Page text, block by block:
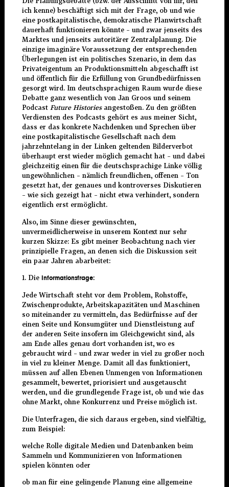
ich kenne) beschäftigt sich mit der Frage, ob und wie
eine postkapitalistische, demokratische Planwirtschaft
dauerhaft funktionieren könnte – und zwar jenseits des
Marktes und jenseits autoritärer Zentralplanung. Die
einzige imaginäre Voraussetzung der entsprechenden
Überlegungen ist ein politisches Szenario, in dem das
Privateigentum an Produktionsmitteln abgeschafft ist
und öffentlich für die Erfüllung von Grundbedürfnissen
gesorgt wird. Im deutschsprachigen Raum wurde diese
Debatte ganz wesentlich von Jan Groos und seinem
PodcastFuture Historiesangestoßen. Zu den größten
Verdiensten des Podcasts gehört es aus meiner Sicht,
dass er das konkrete Nachdenken und Sprechen über
eine postkapitalistische Gesellschaft nach dem
jahrzehntelang in der Linken geltenden Bilderverbot
überhaupt erst wieder möglich gemacht hat – und dabei
gleichzeitig einen für die deutschsprachige Linke völlig
ungewöhnlichen – nämlich freundlichen, offenen – Ton
gesetzt hat, der genaues und kontroverses Diskutieren
– wie sich gezeigt hat – nicht etwa verhindert, sondern
eigentlich erst ermöglicht.
Also, im Sinne dieser gewünschten,
unvermeidlicherweise in unserem Kontext nur sehr
kurzen Skizze: Es gibt meiner Beobachtung nach vier
prinzipielle Fragen, an denen sich die Diskussion seit
ein paar Jahren abarbeitet:
1. Die Informationsfrage:
Jede Wirtschaft steht vor dem Problem, Rohstoffe,
Zwischenprodukte, Arbeitskapazitäten und Maschinen
so miteinander zu vermitteln, das Bedürfnisse auf der
einen Seite und Konsumgüter und Dienstleistung auf
der anderen Seite insofern im Gleichgewicht sind, als
am Ende alles genau dort vorhanden ist, wo es
gebraucht wird – und zwar weder in viel zu großer noch
in viel zu kleiner Menge. Damit all das funktioniert,
müssen auf allen Ebenen Unmengen von Informationen
gesammelt, bewertet, priorisiert und ausgetauscht
werden, und die grundlegende Frage ist, ob und wie das
ohne Markt, ohne Konkurrenz und Preise möglich ist.
Die Unterfragen, die sich daraus ergeben, sind vielfältig,
zum Beispiel:
welche Rolle digitale Medien und Datenbanken beim
Sammeln und Kommunizieren von Informationen
spielen könnten oder
ob man für eine gelingende Planung eine allgemeine